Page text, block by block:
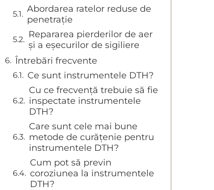
Abordarea ratelor reduse de
penetrație
Repararea pierderilor de aer
și a eșecurilor de sigiliere
Întrebări frecvente
Ce sunt instrumentele DTH?
Cu ce frecvență trebuie să fie
inspectate instrumentele
DTH?
Care sunt cele mai bune
metode de curățenie pentru
instrumentele DTH?
Cum pot să previn
coroziunea la instrumentele
DTH?